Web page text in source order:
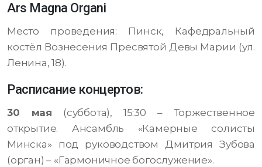
Ars Magna Organi
Место проведения: Пинск, Кафедральный
костёл Вознесения Пресвятой Девы Марии (ул.
Ленина, 18).
Расписание концертов:
30 мая (суббота), 15:30 – Торжественное
открытие. Ансамбль «Камерные солисты
Минска» под руководством Дмитрия Зубова
(орган) – «Гармоничное богослужение».